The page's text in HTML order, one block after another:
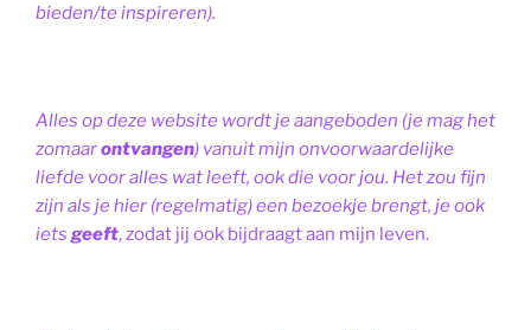
bieden/te inspireren).
Alles op deze website wordt je aangeboden (je mag het
zomaarontvangen) vanuit mijn onvoorwaardelijke
liefde voor alles wat leeft, ook die voor jou. Het zou fijn
zijn als je hier (regelmatig) een bezoekje brengt, je ook
iets geeft, zodat jij ook bijdraagt aan mijn leven.